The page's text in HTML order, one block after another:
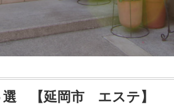
選 【延岡市 エステ】